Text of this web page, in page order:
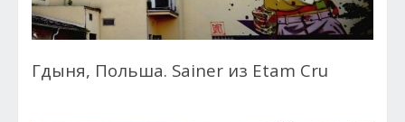
Гдыня, Польша. Sainer из Etam Cru